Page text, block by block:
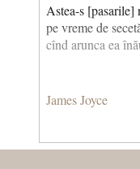
Astea-s [pasarile]
pe vreme de
cînd arunca ea
James Joyce